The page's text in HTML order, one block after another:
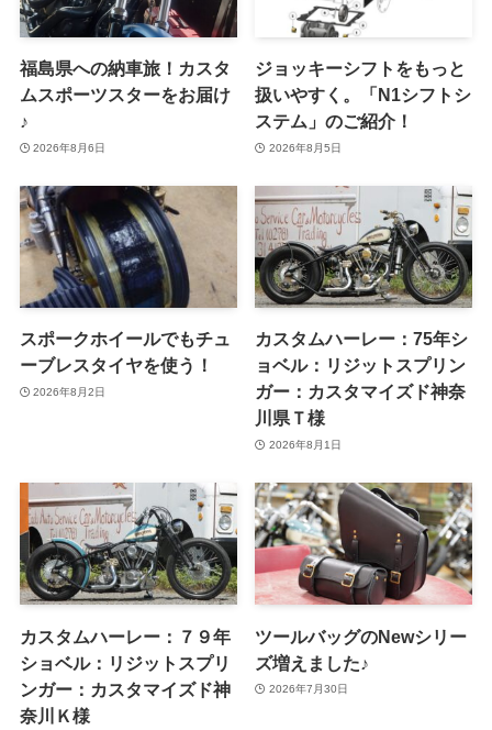
福島県への納車旅！カスタ
ムスポーツスターをお届け
♪
2026年8月6日
ジョッキーシフトをもっと
扱いやすく。「N1シフトシ
ステム」のご紹介！
2026年8月5日
スポークホイールでもチュ
ーブレスタイヤを使う！
2026年8月2日
カスタムハーレー：75年シ
ョベル：リジットスプリン
ガー：カスタマイズド神奈
川県Ｔ様
2026年8月1日
カスタムハーレー：７９年
ショベル：リジットスプリ
ンガー：カスタマイズド神
奈川Ｋ様
ツールバッグのNewシリー
ズ増えました♪
2026年7月30日